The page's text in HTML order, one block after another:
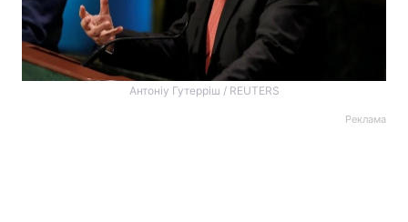
Антоніу Гутерріш / REUTERS
Реклама